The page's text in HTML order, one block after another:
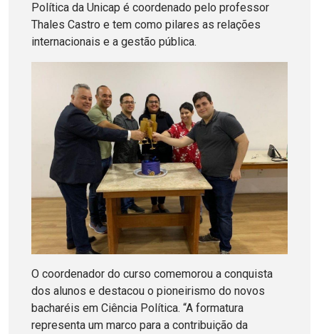
Política da Unicap é coordenado pelo professor
Thales Castro e tem como pilares as relações
internacionais e a gestão pública.
O coordenador do curso comemorou a conquista
dos alunos e destacou o pioneirismo do novos
bacharéis em Ciência Política. “A formatura
representa um marco para a contribuição da